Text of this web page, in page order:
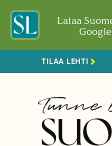
Lataa
TILAA LEHTI